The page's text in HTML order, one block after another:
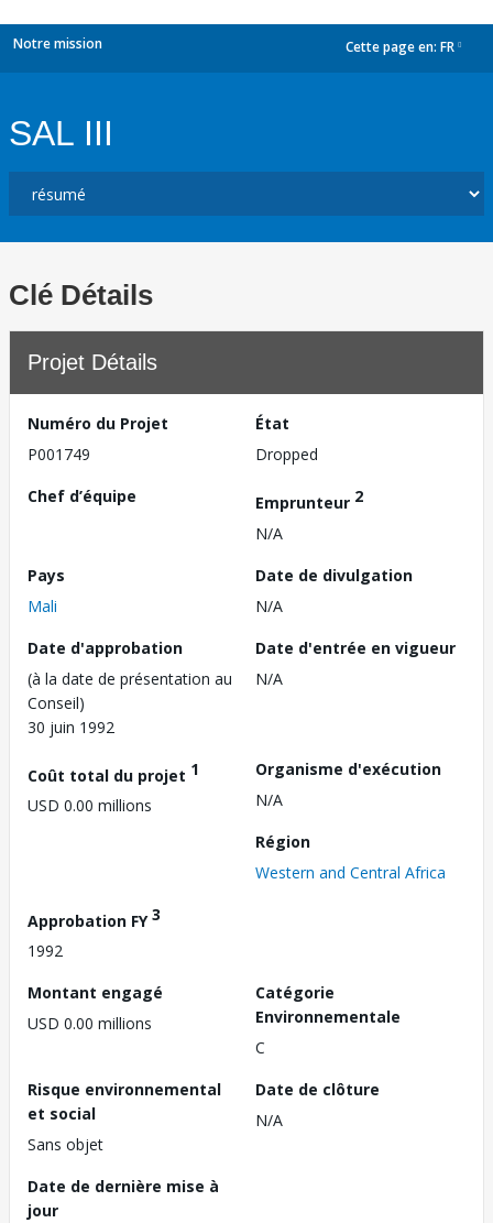
Notre mission Cette page en: FR
SAL III
Clé Détails
Projet Détails
Numéro du Projet
P001749
État
Dropped
Chef d’équipe
Emprunteur 2
N/A
Pays
Mali
Date de divulgation
N/A
Date d'approbation
(à la date de présentation au
Conseil)
30 juin 1992
Date d'entrée en vigueur
N/A
Coût total du projet 1
USD 0.00 millions
Organisme d'exécution
N/A
Région
Western and Central Africa
Approbation FY3
1992
Montant engagé
USD 0.00 millions
Catégorie
Environnementale
C
Risque environnemental
et social
Sans objet
Date de clôture
N/A
Date de dernière mise à
jour